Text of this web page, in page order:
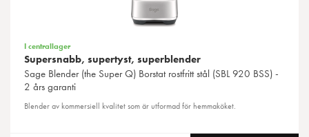
I centrallager
Supersnabb, supertyst, superblender
Sage Blender (the Super Q) Borstat rostfritt stål (SBL 920 BSS) -
2 års garanti
Blender av kommersiell kvalitet som är utformad för hemmaköket.